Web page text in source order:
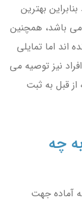
بهترین
می باشد، همچنین
اند اما تمایلی
نیز توصیه می
قبل به ثبت
چه
آماده جهت